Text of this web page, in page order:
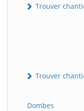
Trouver
Trouver
Dombes